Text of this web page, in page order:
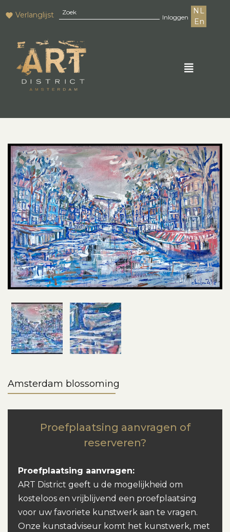
Verlanglijst Inloggen
NL
En
Amsterdam blossoming
Proefplaatsing aanvragen of
reserveren?
Proefplaatsing aanvragen:
ART District geeft u de mogelijkheid om
kosteloos en vrijblijvend een proefplaatsing
voor uw favoriete kunstwerk aan te vragen.
Onze kunstadviseur komt het kunstwerk, met